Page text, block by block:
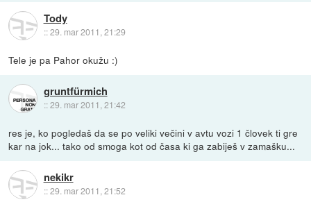
Tody
::29. mar 2011, 21:29
Tele je pa Pahor okužu :)
gruntfürmich
::29. mar 2011, 21:42
res je, ko pogledaš da se po veliki večini v avtu vozi 1 človek ti gre
kar na jok... tako od smoga kot od časa ki ga zabiješ v zamašku...
nekikr
::29. mar 2011, 21:52